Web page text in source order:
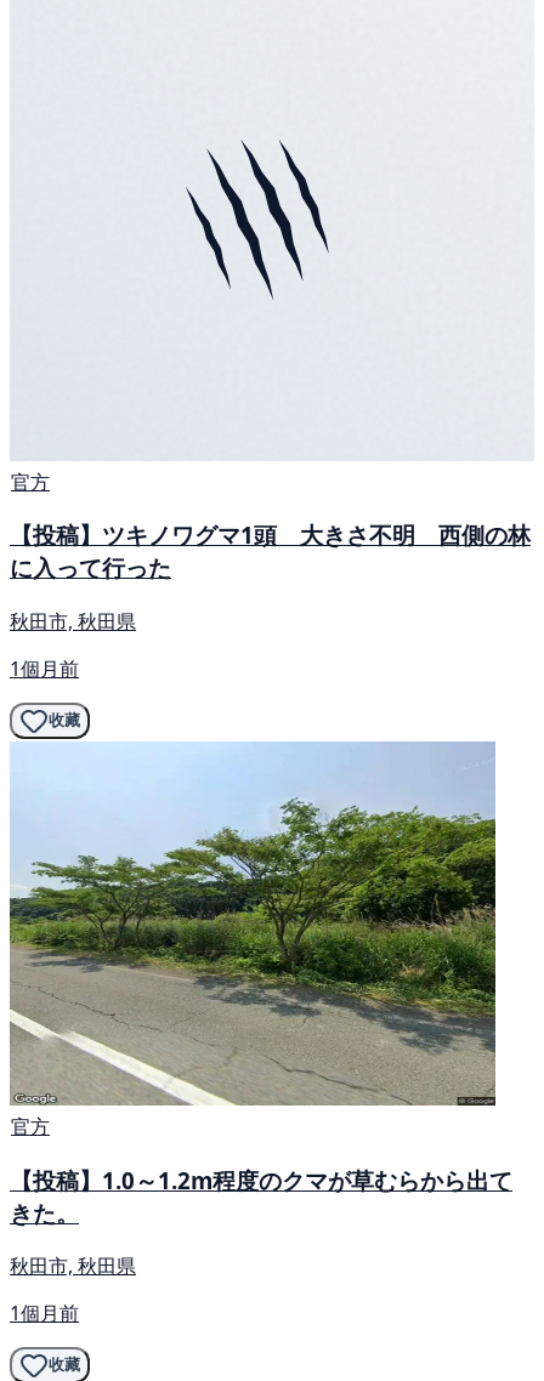
官方
【投稿】ツキノワグマ1頭 大きさ不明 西側の林
に入って行った
秋田市, 秋田県
1個月前
收藏
官方
【投稿】1.0～1.2m程度のクマが草むらから出て
きた。
秋田市, 秋田県
1個月前
收藏